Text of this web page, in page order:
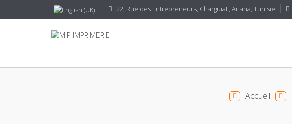
22, Rue des Entrepreneurs, CharguiaII, Ariana, Tunisie
Accueil